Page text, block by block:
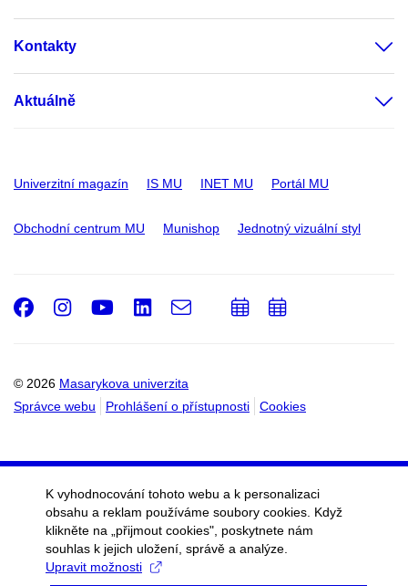
Kontakty
Aktuálně
Univerzitní magazín IS MU INET MU Portál MU
Obchodní centrum MU Munishop Jednotný vizuální styl
© 2026 Masarykova univerzita
Správce webu
Prohlášení o přístupnosti Cookies
Facebook
Instagram
Youtube
LinkedIn
e-
PřidatPřidat
K vyhodnocování tohoto webu a k personalizaci
obsahu a reklam používáme soubory cookies. Když
klikněte na „přijmout cookies", poskytnete nám
souhlas k jejich uložení, správě a analýze.
Upravit možnosti